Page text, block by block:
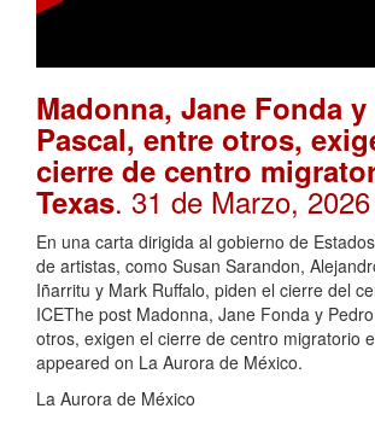
Madonna, Jane Fonda
Pascal, entre otros,
cierre de centro
Texas. 31 de Marzo,
En una carta dirigida al gobierno de
de artistas, como Susan Sarandon,
Iñarritu y Mark Ruffalo, piden el cierre del
ICEThe post Madonna, Jane Fonda y
otros, exigen el cierre de centro migratorio
appeared on La Aurora de México.
La Aurora de México